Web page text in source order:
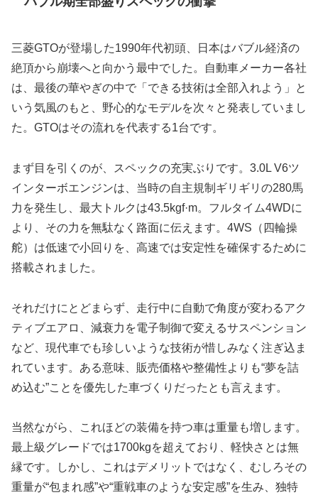
三菱GTOが登場した1990年代初頭、日本はバブル経済の
絶頂から崩壊へと向かう最中でした。自動車メーカー各社
は、最後の華やぎの中で「できる技術は全部入れよう」と
いう気風のもと、野心的なモデルを次々と発表していまし
た。GTOはその流れを代表する1台です。
まず目を引くのが、スペックの充実ぶりです。3.0L V6ツ
インターボエンジンは、当時の自主規制ギリギリの280馬
力を発生し、最大トルクは43.5kgf·m。フルタイム4WDに
より、その力を無駄なく路面に伝えます。4WS（四輪操
舵）は低速で小回りを、高速では安定性を確保するために
搭載されました。
それだけにとどまらず、走行中に自動で角度が変わるアク
ティブエアロ、減衰力を電子制御で変えるサスペンション
など、現代車でも珍しいような技術が惜しみなく注ぎ込ま
れています。ある意味、販売価格や整備性よりも“夢を詰
め込む”ことを優先した車づくりだったとも言えます。
当然ながら、これほどの装備を持つ車は重量も増します。
最上級グレードでは1700kgを超えており、軽快さとは無
縁です。しかし、これはデメリットではなく、むしろその
重量が“包まれ感”や“重戦車のような安定感”を生み、独特